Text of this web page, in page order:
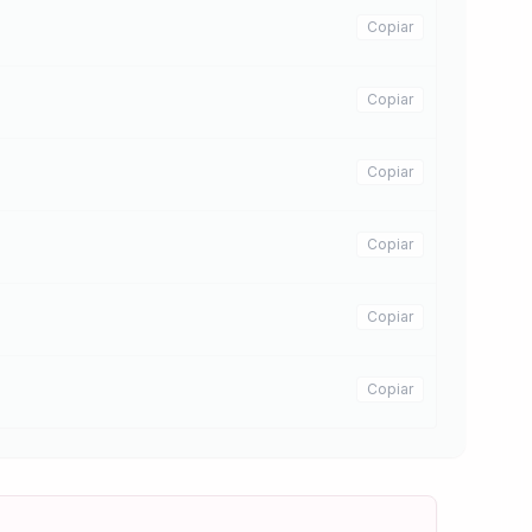
Copiar
Copiar
Copiar
Copiar
Copiar
Copiar